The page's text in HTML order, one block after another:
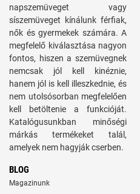
napszemüveget vagy
síszemüveget kínálunk férfiak,
nők és gyermekek számára. A
megfelelő kiválasztása nagyon
fontos, hiszen a szemüvegnek
nemcsak jól kell kinéznie,
hanem jól is kell illeszkednie, és
nem utolsósorban megfelelően
kell betöltenie a funkcióját.
Katalógusunkban minőségi
márkás termékeket talál,
amelyek nem hagyják cserben.
BLOG
Magazinunk